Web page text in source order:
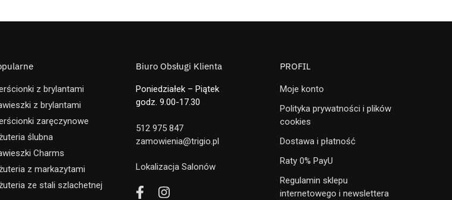
z brylantami
z brylantami
zaręczynowe
ślubna
Charms
z markazytami
ze stali szlachetnej
Biuro Obsługi Klienta
Poniedziałek – Piątek
godz. 9.00-17.30
512 975 847
zamowienia@trigio.pl
Lokalizacja Salonów
PROFIL
Moje konto
Polityka prywatności i plików
cookies
Dostawa i płatność
Raty 0% PayU
Regulamin sklepu
internetowego i newslettera